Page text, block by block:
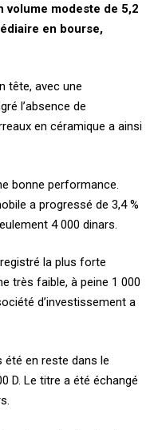
volume modeste de 5,2
en bourse,
tête, avec une
l’absence de
en céramique a ainsi
bonne performance.
a progressé de 3,4 %
4 000 dinars.
la plus forte
très faible, à peine 1 000
d’investissement a
été en reste dans le
D. Le titre a été échangé